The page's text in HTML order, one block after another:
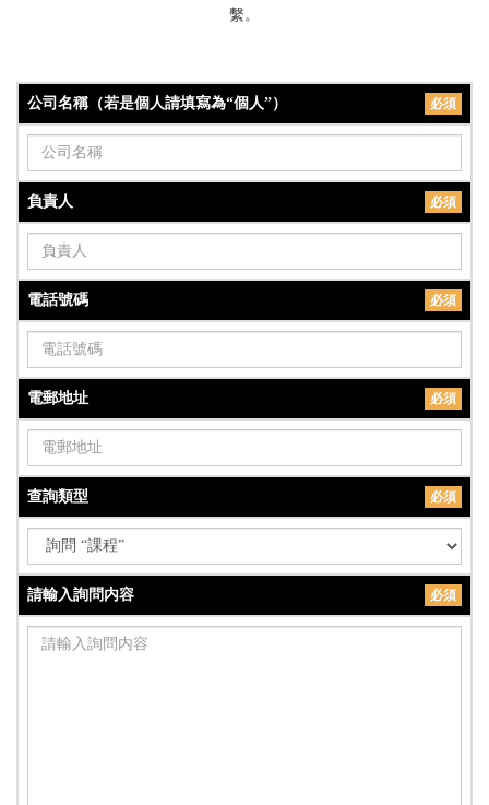
繫。
公司名稱（若是個人請填寫為“個人”） 必須
負責人 必須
電話號碼 必須
電郵地址 必須
查詢類型 必須
請輸入詢問内容 必須